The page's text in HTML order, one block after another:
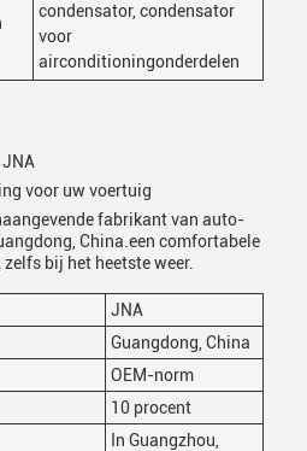
condensator, condensator
voor
airconditioningonderdelen
voor uw voertuig
fabrikant van auto-
China.een comfortabele
bij het heetste weer.
JNA
Guangdong, China
OEM-norm
10 procent
In Guangzhou,